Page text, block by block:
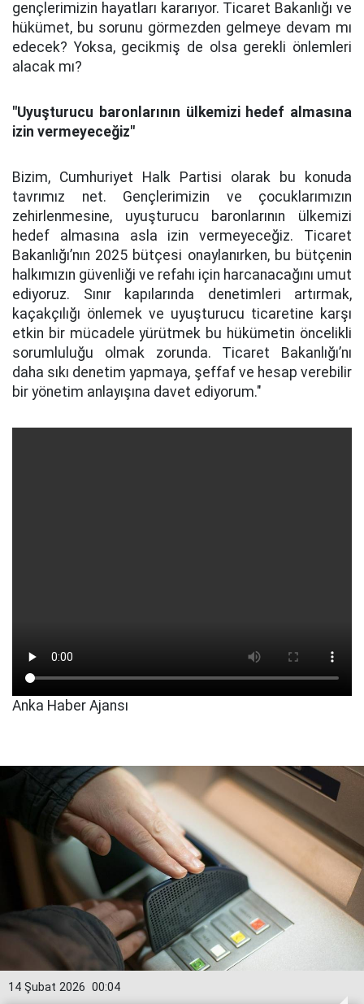
gençlerimizin hayatları kararıyor. Ticaret Bakanlığı ve
hükümet, bu sorunu görmezden gelmeye devam mı
edecek? Yoksa, gecikmiş de olsa gerekli önlemleri
alacak mı?
"Uyuşturucu baronlarının ülkemizi hedef almasına
izin vermeyeceğiz"
Bizim, Cumhuriyet Halk Partisi olarak bu konuda
tavrımız net. Gençlerimizin ve çocuklarımızın
zehirlenmesine, uyuşturucu baronlarının ülkemizi
hedef almasına asla izin vermeyeceğiz. Ticaret
Bakanlığı’nın 2025 bütçesi onaylanırken, bu bütçenin
halkımızın güvenliği ve refahı için harcanacağını umut
ediyoruz. Sınır kapılarında denetimleri artırmak,
kaçakçılığı önlemek ve uyuşturucu ticaretine karşı
etkin bir mücadele yürütmek bu hükümetin öncelikli
sorumluluğu olmak zorunda. Ticaret Bakanlığı’nı
daha sıkı denetim yapmaya, şeffaf ve hesap verebilir
bir yönetim anlayışına davet ediyorum."
Anka Haber Ajansı
00:04
14 Şubat 2026